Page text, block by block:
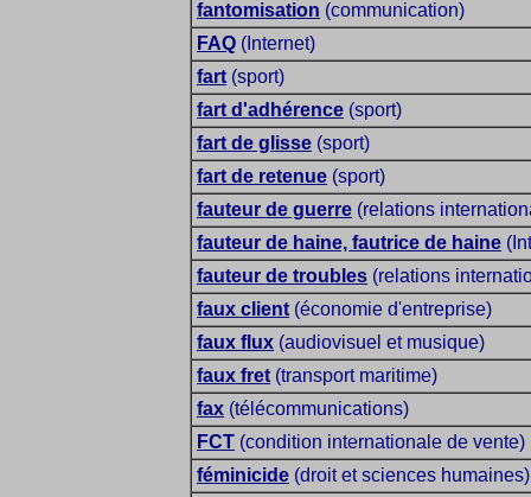
fantomisation (communication)
FAQ (Internet)
fart (sport)
fart d'adhérence (sport)
fart de glisse (sport)
fart de retenue (sport)
fauteur de guerre (relations
fauteur de haine, fautrice de haine
fauteur de troubles (relations
faux client (économie d'entreprise)
faux flux (audiovisuel et musique)
faux fret (transport maritime)
fax (télécommunications)
FCT (condition internationale de vente)
féminicide (droit et sciences humaines)